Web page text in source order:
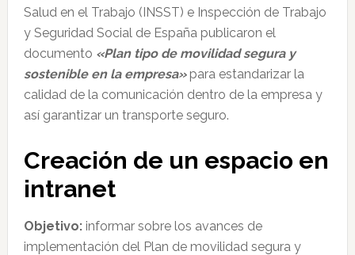
Salud en el Trabajo (INSST) e Inspección de Trabajo
y Seguridad Social de España publicaron el
documento «Plan tipo de movilidad segura y
sostenible en la empresa»para estandarizar la
calidad de la comunicación dentro de la empresa y
así garantizar un transporte seguro.
Creación de un espacio en
intranet
Objetivo:informar sobre los avances de
implementación del Plan de movilidad segura y